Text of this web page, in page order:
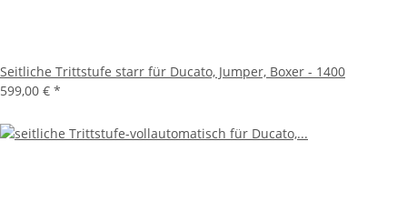
Seitliche Trittstufe starr für Ducato, Jumper, Boxer - 1400
599,00 € *